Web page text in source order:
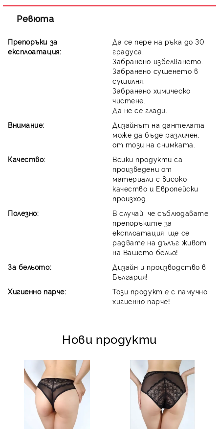
Ревюта
Препоръки за
експлоатация:
Да се пере на ръка до 30
градуса.
Забранено избелването.
Забранено сушенето в
сушилня.
Забранено химическо
чистене.
Да не се глади.
Внимание:
Дизайнът на дантелата
може да бъде различен,
от този на снимката.
Качество:
Всики продукти са
произведени от
материали с високо
качество и Европейски
произход.
Полезно:
В случай, че съблюдавате
препоръките за
експлоатация, ще се
радвате на дълъг живот
на Вашето бельо!
За бельото:
Дизайн и производство в
България!
Хигиенно парче:
Този продукт е с памучно
хигиенно парче!
Нови продукти